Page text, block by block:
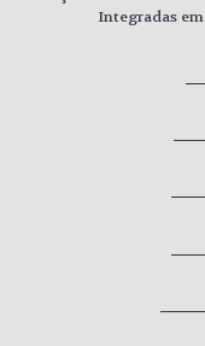
Integradas